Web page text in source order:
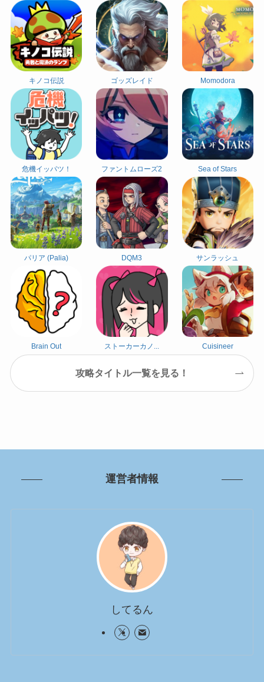
キノコ伝説 ゴッズレイド Momodora
危機イッパツ！ ファントムローズ2 Sea of Stars
パリア (Palia) DQM3 サンラッシュ
Brain Out ストーカーカノ... Cuisineer
攻略タイトル一覧を見る！
運営者情報
してるん